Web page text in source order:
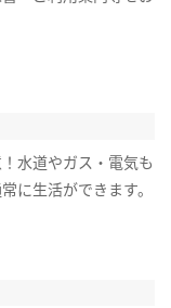
水道やガス・電気も
に生活ができます。